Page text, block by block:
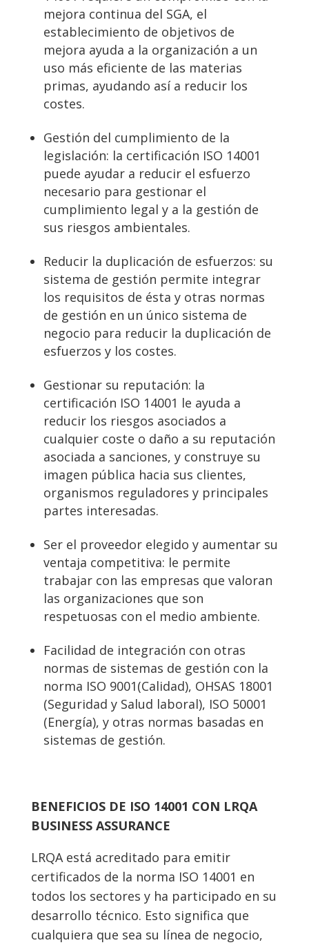
mejora continua del SGA, el
establecimiento de objetivos de
mejora ayuda a la organización a un
uso más eficiente de las materias
primas, ayudando así a reducir los
costes.
Gestión del cumplimiento de la
legislación: la certificación ISO 14001
puede ayudar a reducir el esfuerzo
necesario para gestionar el
cumplimiento legal y a la gestión de
sus riesgos ambientales.
Reducir la duplicación de esfuerzos: su
sistema de gestión permite integrar
los requisitos de ésta y otras normas
de gestión en un único sistema de
negocio para reducir la duplicación de
esfuerzos y los costes.
Gestionar su reputación: la
certificación ISO 14001 le ayuda a
reducir los riesgos asociados a
cualquier coste o daño a su reputación
asociada a sanciones, y construye su
imagen pública hacia sus clientes,
organismos reguladores y principales
partes interesadas.
Ser el proveedor elegido y aumentar su
ventaja competitiva: le permite
trabajar con las empresas que valoran
las organizaciones que son
respetuosas con el medio ambiente.
Facilidad de integración con otras
normas de sistemas de gestión con la
norma ISO 9001(Calidad), OHSAS 18001
(Seguridad y Salud laboral), ISO 50001
(Energía), y otras normas basadas en
sistemas de gestión.
BENEFICIOS DE ISO 14001 CON LRQA
BUSINESS ASSURANCE
LRQA está acreditado para emitir
certificados de la norma ISO 14001 en
todos los sectores y ha participado en su
desarrollo técnico. Esto significa que
cualquiera que sea su línea de negocio,